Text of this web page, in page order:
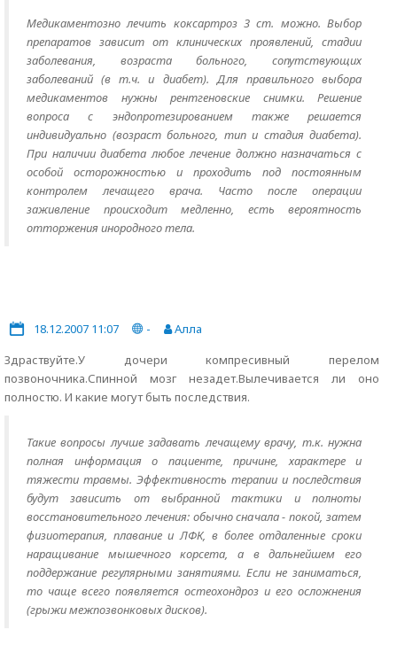
Медикаментозно лечить коксартроз 3 ст. можно. Выбор
препаратов зависит от клинических проявлений, стадии
заболевания, возраста больного, сопутствующих
заболеваний (в т.ч. и диабет). Для правильного выбора
медикаментов нужны рентгеновские снимки. Решение
вопроса с эндопротезированием также решается
индивидуально (возраст больного, тип и стадия диабета).
При наличии диабета любое лечение должно назначаться с
особой осторожностью и проходить под постоянным
контролем лечащего врача. Часто после операции
заживление происходит медленно, есть вероятность
отторжения инородного тела.
18.12.2007 11:07 -
Алла
Здраствуйте.У дочери компресивный перелом
позвоночника.Спинной мозг незадет.Вылечивается ли оно
полностю. И какие могут быть последствия.
Такие вопросы лучше задавать лечащему врачу, т.к. нужна
полная информация о пациенте, причине, характере и
тяжести травмы. Эффективность терапии и последствия
будут зависить от выбранной тактики и полноты
восстановительного лечения: обычно сначала - покой, затем
физиотерапия, плавание и ЛФК, в более отдаленные сроки
наращивание мышечного корсета, а в дальнейшем его
поддержание регулярными занятиями. Если не заниматься,
то чаще всего появляется остеохондроз и его осложнения
(грыжи межпозвонковых дисков).